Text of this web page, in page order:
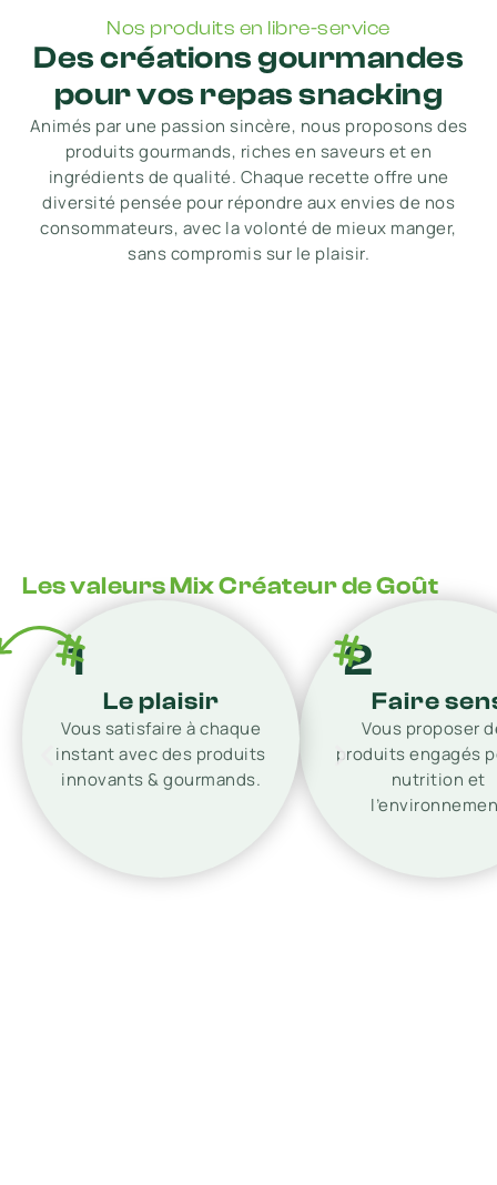
Nos produits en libre-service
Des créations gourmandes
pour vos repas snacking
Animés par une passion sincère, nous proposons des
produits gourmands, riches en saveurs et en
ingrédients de qualité. Chaque recette offre une
diversité pensée pour répondre aux envies de nos
consommateurs, avec la volonté de mieux manger,
sans compromis sur le plaisir.
Les valeurs Mix Créateur de Goût
1
Le plaisir
Vous satisfaire à chaque
instant avec des produits
innovants & gourmands.
2
Faire
Vous proposer
produits engagés
nutrition et